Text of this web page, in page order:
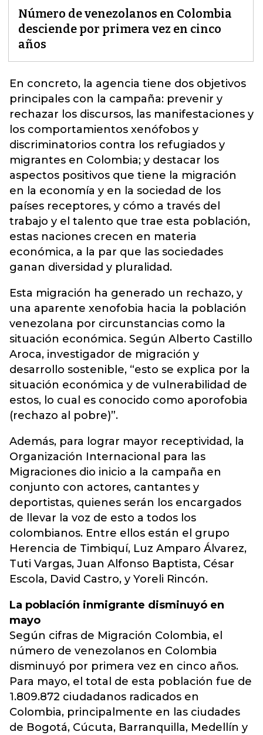
Número de venezolanos en Colombia
desciende por primera vez en cinco
años
En concreto, la agencia tiene dos objetivos
principales con la campaña: prevenir y
rechazar los discursos, las manifestaciones y
los comportamientos xenófobos y
discriminatorios contra los refugiados y
migrantes en Colombia; y destacar los
aspectos positivos que tiene la migración
en la economía y en la sociedad de los
países receptores, y cómo a través del
trabajo y el talento que trae esta población,
estas naciones crecen en materia
económica, a la par que las sociedades
ganan diversidad y pluralidad.
Esta migración ha generado un rechazo, y
una aparente xenofobia hacia la población
venezolana por circunstancias como la
situación económica. Según Alberto Castillo
Aroca, investigador de migración y
desarrollo sostenible, “esto se explica por la
situación económica y de vulnerabilidad de
estos, lo cual es conocido como aporofobia
(rechazo al pobre)”.
Además, para lograr mayor receptividad, la
Organización Internacional para las
Migraciones dio inicio a la campaña en
conjunto con actores, cantantes y
deportistas, quienes serán los encargados
de llevar la voz de esto a todos los
colombianos. Entre ellos están el grupo
Herencia de Timbiquí, Luz Amparo Álvarez,
Tuti Vargas, Juan Alfonso Baptista, César
Escola, David Castro, y Yoreli Rincón.
La población inmigrante disminuyó en
mayo
Según cifras de Migración Colombia, el
número de venezolanos en Colombia
disminuyó por primera vez en cinco años.
Para mayo, el total de esta población fue de
1.809.872 ciudadanos radicados en
Colombia, principalmente en las ciudades
de Bogotá, Cúcuta, Barranquilla, Medellín y